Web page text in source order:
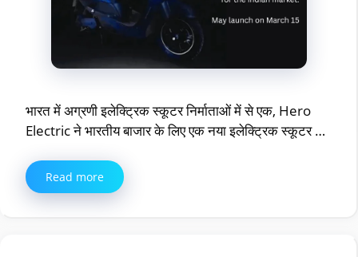
भारत में अग्रणी इलेक्ट्रिक स्कूटर निर्माताओं में से एक, Hero
Electric ने भारतीय बाजार के लिए एक नया इलेक्ट्रिक स्कूटर …
Read more